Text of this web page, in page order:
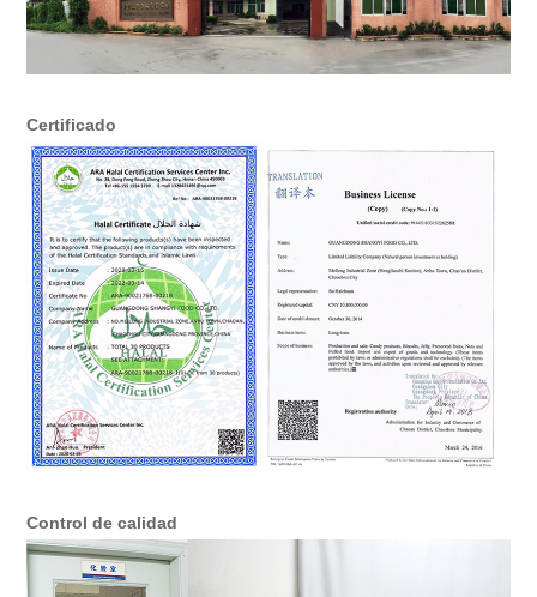
Certificado
Control de calidad